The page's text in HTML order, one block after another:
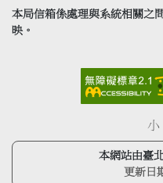
本局信箱係處理與系統相關之
映。
小
本網站由臺
更新日